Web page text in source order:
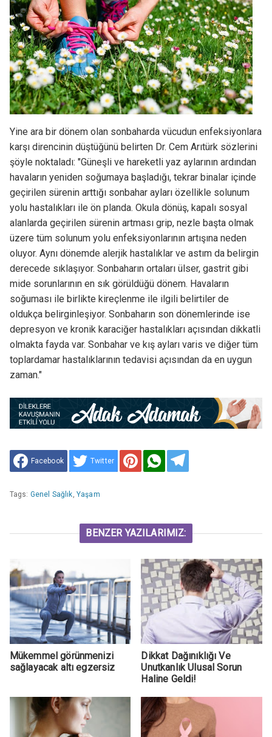
Yine ara bir dönem olan sonbaharda vücudun enfeksiyonlara
karşı direncinin düştüğünü belirten Dr. Cem Arıtürk sözlerini
şöyle noktaladı: "Güneşli ve hareketli yaz aylarının ardından
havaların yeniden soğumaya başladığı, tekrar binalar içinde
geçirilen sürenin arttığı sonbahar ayları özellikle solunum
yolu hastalıkları ile ön planda. Okula dönüş, kapalı sosyal
alanlarda geçirilen sürenin artması grip, nezle başta olmak
üzere tüm solunum yolu enfeksiyonlarının artışına neden
oluyor. Aynı dönemde alerjik hastalıklar ve astım da belirgin
derecede sıklaşıyor. Sonbaharın ortaları ülser, gastrit gibi
mide sorunlarının en sık görüldüğü dönem. Havaların
soğuması ile birlikte kireçlenme ile ilgili belirtiler de
oldukça belirginleşiyor. Sonbaharın son dönemlerinde ise
depresyon ve kronik karaciğer hastalıkları açısından dikkatli
olmakta fayda var. Sonbahar ve kış ayları varis ve diğer tüm
toplardamar hastalıklarının tedavisi açısından da en uygun
zaman."
Facebook Twitter
Tags: Genel Sağlık, Yaşam
BENZER YAZILARIMIZ:
Mükemmel görünmenizi
sağlayacak altı egzersiz
Dikkat Dağınıklığı Ve
Unutkanlık Ulusal Sorun
Haline Geldi!